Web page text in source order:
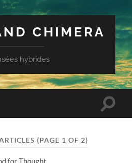
CHIMERA
hybrides
Toggle
(PAGE 1 OF 2)
for Thought